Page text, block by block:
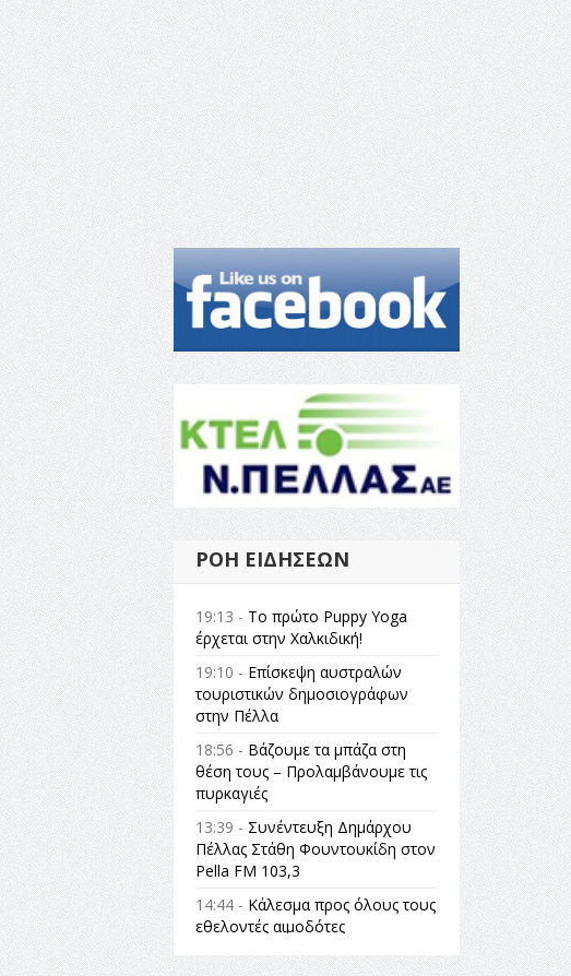
ΡΟΉ ΕΙΔΉΣΕΩΝ
19:13 - Το πρώτο Puppy Yoga
έρχεται στην Χαλκιδική!
19:10 - Επίσκεψη αυστραλών
τουριστικών δημοσιογράφων
στην Πέλλα
18:56 - Βάζουμε τα μπάζα στη
θέση τους – Προλαμβάνουμε τις
πυρκαγιές
13:39 - Συνέντευξη Δημάρχου
Πέλλας Στάθη Φουντουκίδη στον
Pella FM 103,3
14:44 - Κάλεσμα προς όλους τους
εθελοντές αιμοδότες
14:23 -Όλη η Ελλάδα ένας